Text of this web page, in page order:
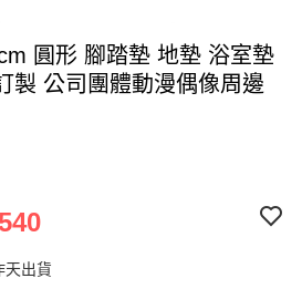
圓形 腳踏墊 地墊 浴室墊
製 公司團體動漫偶像周邊
天出貨